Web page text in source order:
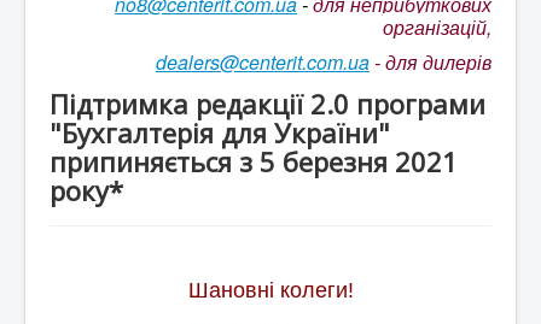
Оновлення БАС НПО. Відео на YouTube
Супровід неприбуткової конфігурації
Ціни на пакетів сервісів ІТС
BAS Комплексне управління підприємством
Відповіді на деякі питання, стосовно Облікових
організацій,
dealers@centerit.com.ua-для дилерів
Підтримка редакції 2.0 програми
"Бухгалтерія для України"
припиняється з 5 березня 2021
року*
Шановні колеги!